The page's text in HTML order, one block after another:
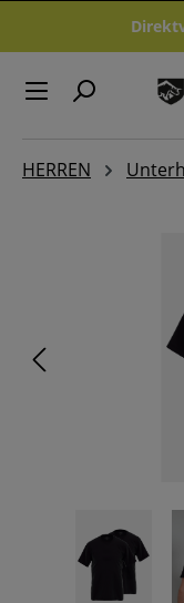
Zum Hauptinhalt
HERREN